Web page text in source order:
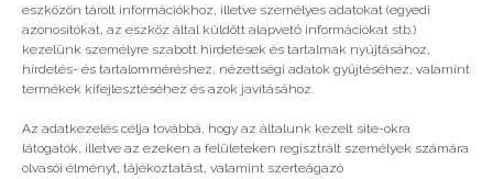
eszközön tárolt információkhoz, illetve személyes adatokat (egyedi
azonosítókat, az eszköz által küldött alapvető információkat stb.)
kezelünk személyre szabott hirdetések és tartalmak nyújtásához,
hirdetés- és tartalomméréshez, nézettségi adatok gyűjtéséhez, valamint
termékek kifejlesztéséhez és azok javításához.
Az adatkezelés célja továbbá, hogy az általunk kezelt site-okra
látogatók, illetve az ezeken a felületeken regisztrált személyek számára
olvasói élményt, tájékoztatást, valamint szerteágazó
Egészséges a vegán?